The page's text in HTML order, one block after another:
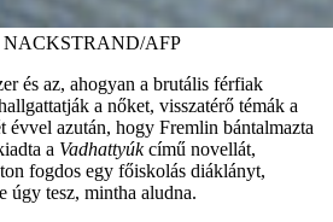
AFP
és az, ahogyan a brutális férfiak
a nőket, visszatérő témák a
évvel azután, hogy Fremlin bántalmazta
a Vadhattyúkcímű novellát,
fogdos egy főiskolás diáklányt,
úgy tesz, mintha aludna.